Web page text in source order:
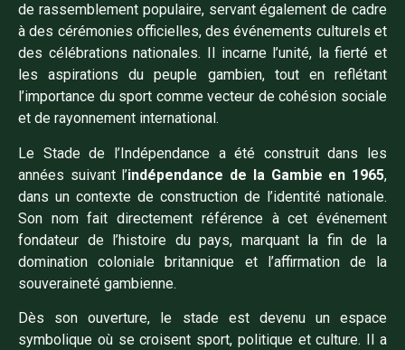
de rassemblement populaire, servant également de cadre
à des cérémonies officielles, des événements culturels et
des célébrations nationales. Il incarne l’unité, la fierté et
les aspirations du peuple gambien, tout en reflétant
l’importance du sport comme vecteur de cohésion sociale
et de rayonnement international.
Le Stade de l’Indépendance a été construit dans les
années suivant l’indépendance de la Gambie en 1965,
dans un contexte de construction de l’identité nationale.
Son nom fait directement référence à cet événement
fondateur de l’histoire du pays, marquant la fin de la
domination coloniale britannique et l’affirmation de la
souveraineté gambienne.
Dès son ouverture, le stade est devenu un espace
symbolique où se croisent sport, politique et culture. Il a